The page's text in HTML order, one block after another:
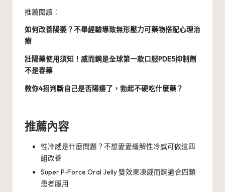
推薦閱讀：
如何改善陽萎？不舉經驗導致無形壓力可藥物搭配心理治
療
壯陽藥使用須知！威而鋼是全球第一款口服PDE5抑制劑
不是春藥
教你4招判斷自己是否陽痿了，勃起不硬吃什麼藥？
推薦內容
性冷感是什麼問題？不想愛愛緩解性冷感可做這四
組改善
Super P-Force Oral Jelly 雙效果凍威而鋼適合四類
患者服用